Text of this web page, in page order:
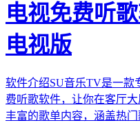
电视免费听
电视版
软件介绍SU音乐TV是一款
费听歌软件，让你在客厅
丰富的歌单内容，涵盖热